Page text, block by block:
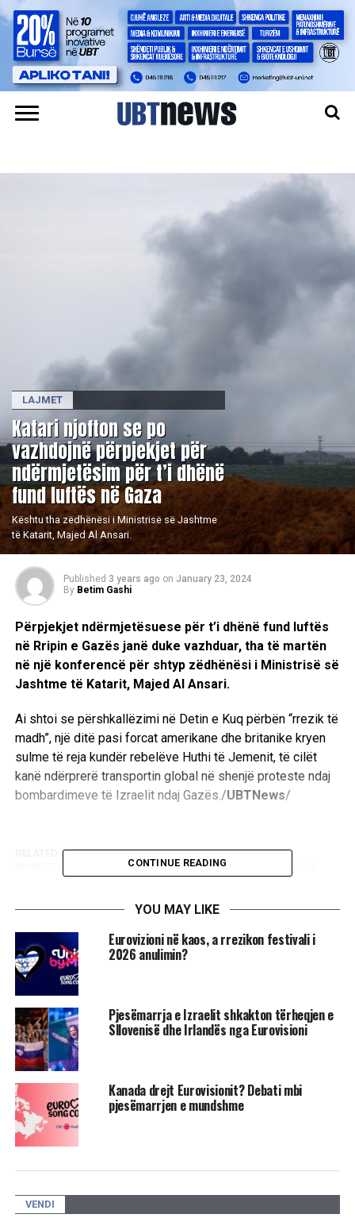
LAJMET
Katari njofton se po
vazhdojnë përpjekjet për
ndërmjetësim për t’i dhënë
fund luftës në Gaza
Kështu tha zëdhënësi i Ministrisë së Jashtme
të Katarit, Majed Al Ansari.
Published 3 years ago on January 23, 2024
By Betim Gashi
Përpjekjet ndërmjetësuese për t’i dhënë fund luftës
në Rripin e Gazës janë duke vazhduar, tha të martën
në një konferencë për shtyp zëdhënësi i Ministrisë së
Jashtme të Katarit, Majed Al Ansari.
Ai shtoi se përshkallëzimi në Detin e Kuq përbën “rrezik të
madh”, një ditë pasi forcat amerikane dhe britanike kryen
sulme të reja kundër rebelëve Huthi të Jemenit, të cilët
kanë ndërprerë transportin global në shenjë proteste ndaj
bombardimeve të Izraelit ndaj Gazës./UBTNews/
RELATED TOPICS: KATARI GAZA
JEMEN
MINISTRIA E JASHTME
RRIPI I GAZES
Amnesty i kërkon BE-së të bëjë thirrje për “armëpushim
të menjëhershëm”
DON'T MISS
Mbi 4 mijë e 500 studentë u vranë dhe 388 shkolla u
bombarduan në Rripin e Gazës
CONTINUE READING
YOU MAY LIKE
Eurovizioni në kaos, a rrezikon festivali i
2026 anulimin?
Pjesëmarrja e Izraelit shkakton tërheqjen e
Sllovenisë dhe Irlandës nga Eurovisioni
Kanada drejt Eurovisionit? Debati mbi
pjesëmarrjen e mundshme
VENDI